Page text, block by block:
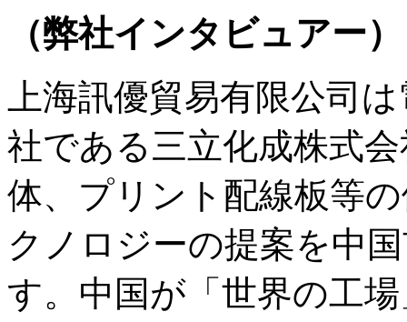
（弊社インタビュアー
上海訊優貿易有限公司
社である三立化成株式
体、プリント配線板等
クノロジーの提案を中
す。中国が「世界の工